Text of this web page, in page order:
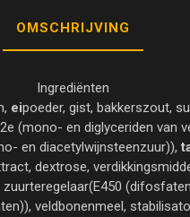
OMSCHRIJVING
Ingrediënten
eipoeder, gist, bakkerszout,
(mono- en diglyceriden van
en diacetylwijnsteenzuur)),
dextrose,
veldbonenmeel,